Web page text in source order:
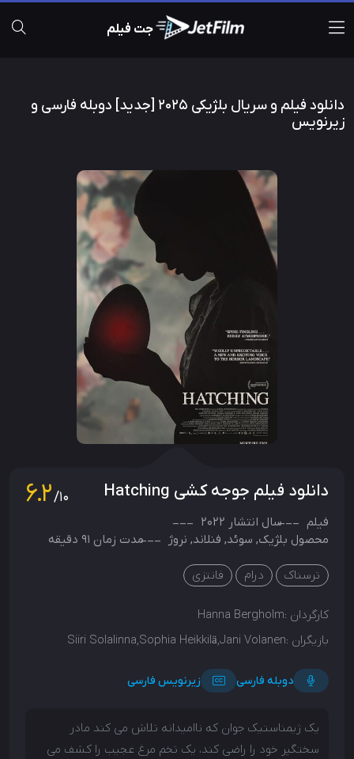
جت فیلم
دانلود فیلم و سریال بلژیکی 2025 [جدید] دوبله فارسی و
زیرنویس
دانلود فیلم جوجه کشی Hatching 6.2/10
فیلم سال انتشار 2022
محصول بلژیک, سوئد, فنلاند, نروژ مدت زمان 91 دقیقه
ترسناک درام فانتزی
کارگردان :Hanna Bergholm
بازیگران :Siiri Solalinna,Sophia Heikkilä,Jani Volanen
دوبله فارسی زیرنویس فارسی
یک ژیمناستیک جوان که ناامیدانه تلاش می کند مادر
سختگیر خود را راضی کند، یک تخم مرغ عجیب را کشف می